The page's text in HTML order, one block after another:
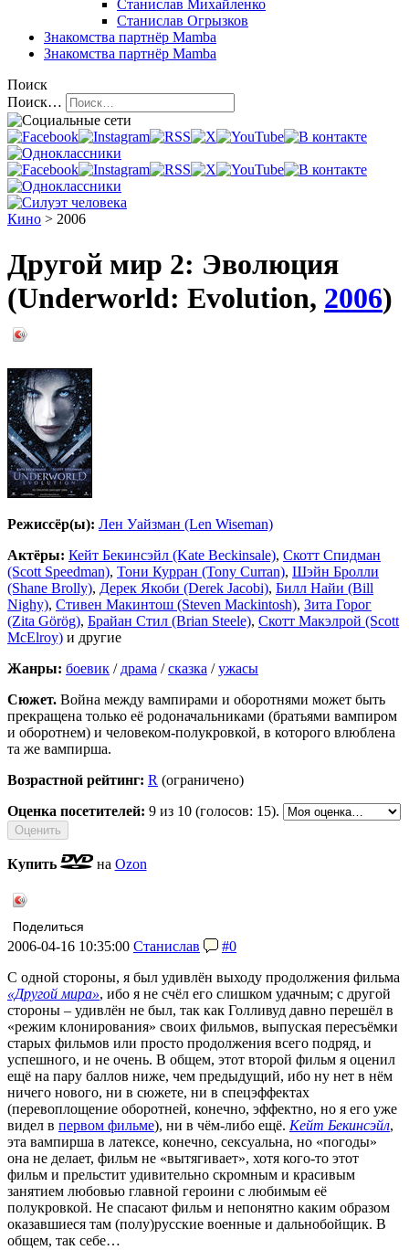
Станислав Михайленко
Станислав Огрызков
Знакомства партнёр Mamba
Знакомства партнёр Mamba
Поиск
Поиск…
Кино > 2006
Другой мир 2: Эволюция
(Underworld: Evolution, 2006)
Режиссёр(ы): Лен Уайзман (Len Wiseman)
Актёры: Кейт Бекинсэйл (Kate Beckinsale), Скотт Спидман
(Scott Speedman), Тони Курран (Tony Curran), Шэйн Бролли
(Shane Brolly), Дерек Якоби (Derek Jacobi), Билл Найи (Bill
Nighy), Стивен Макинтош (Steven Mackintosh), Зита Горог
(Zita Görög), Брайан Стил (Brian Steele), Скотт Макэлрой (Scott
McElroy) и другие
Жанры: боевик / драма /сказка /ужасы
Сюжет. Война между вампирами и оборотнями может быть
прекращена только её родоначальниками (братьями вампиром
и оборотнем) и человеком-полукровкой, в которого влюблена
та же вампирша.
Возрастной рейтинг: R (ограничено)
Оценка посетителей: 9 из 10 (голосов: 15).
Купить на Ozon
Поделиться
2006-04-16 10:35:00 Станислав
#0
С одной стороны, я был удивлён выходу продолжения фильма
«Другой мира», ибо я не счёл его слишком удачным; с другой
стороны – удивлён не был, так как Голливуд давно перешёл в
«режим клонирования» своих фильмов, выпуская пересъёмки
старых фильмов или просто продолжения всего подряд, и
успешного, и не очень. В общем, этот второй фильм я оценил
ещё на пару баллов ниже, чем предыдущий, ибо ну нет в нём
ничего нового, ни в сюжете, ни в спецэффектах
(перевоплощение оборотней, конечно, эффектно, но я его уже
видел в первом фильме), ни в чём-либо ещё. Кейт Бекинсэйл,
эта вампирша в латексе, конечно, сексуальна, но «погоды»
она не делает, фильм не «вытягивает», хотя кого-то этот
фильм и прельстит удивительно скромным и красивым
занятием любовью главной героини с любимым её
полукровкой. Не спасают фильм и непонятно каким образом
оказавшиеся там (полу)русские военные и дальнобойщик. В
общем, так себе…